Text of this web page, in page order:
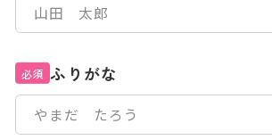
必須 ふりがな